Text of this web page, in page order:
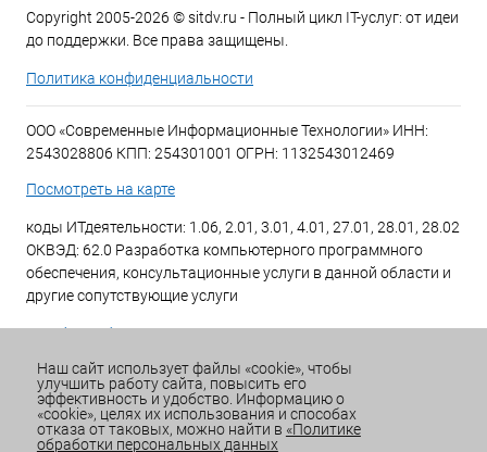
Copyright 2005-2026 © sitdv.ru - Полный цикл IT-услуг: от идеи
до поддержки. Все права защищены.
Политика конфиденциальности
ООО «Современные Информационные Технологии» ИНН:
2543028806 КПП: 254301001 ОГРН: 1132543012469
Посмотреть на карте
коды ИТдеятельности: 1.06, 2.01, 3.01, 4.01, 27.01, 28.01, 28.02
ОКВЭД: 62.0 Разработка компьютерного программного
обеспечения, консультационные услуги в данной области и
другие сопутствующие услуги
Email:office@sitdv.ru
График работы Пн-Пт: с 9:00 до 18:00 Сб/Вс: Выходной
Наш сайт использует файлы «cookie», чтобы
улучшить работу сайта, повысить его
эффективность и удобство. Информацию о
«cookie», целях их использования и способах
отказа от таковых, можно найти в «Политике
обработки персональных данных